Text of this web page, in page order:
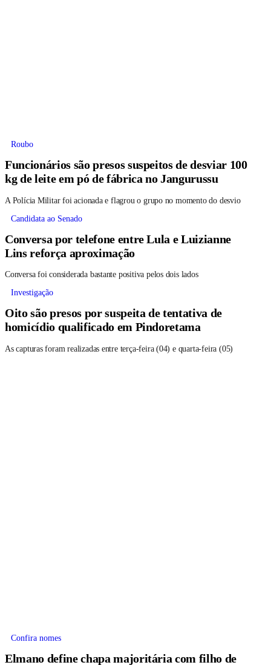
Roubo
Funcionários são presos suspeitos de desviar 100
kg de leite em pó de fábrica no Jangurussu
A Polícia Militar foi acionada e flagrou o grupo no momento do desvio
Candidata ao Senado
Conversa por telefone entre Lula e Luizianne
Lins reforça aproximação
Conversa foi considerada bastante positiva pelos dois lados
Investigação
Oito são presos por suspeita de tentativa de
homicídio qualificado em Pindoretama
As capturas foram realizadas entre terça-feira (04) e quarta-feira (05)
Confira nomes
Elmano define chapa majoritária com filho de